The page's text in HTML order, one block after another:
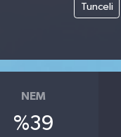
Tunceli
NEM
%39